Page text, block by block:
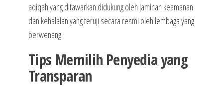
aqiqah yang ditawarkan didukung oleh jaminan keamanan
dan kehalalan yang teruji secara resmi oleh lembaga yang
berwenang.
Tips Memilih Penyedia yang
Transparan